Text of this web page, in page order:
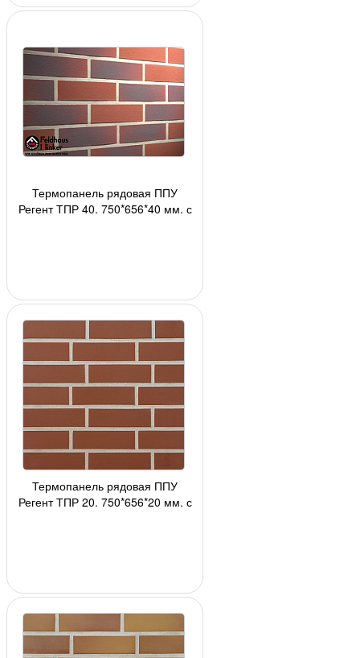
Термопанель рядовая ППУ
Регент ТПР 40, 750*656*40 мм, с
Термопанель рядовая ППУ
Регент ТПР 20, 750*656*20 мм, с